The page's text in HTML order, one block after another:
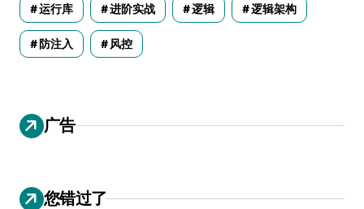
运行库 进阶实战 逻辑 逻辑架构
防注入 风控
广告
您错过了